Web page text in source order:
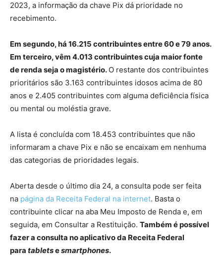
2023, a informação da chave Pix dá prioridade no
recebimento.
Em segundo, há 16.215 contribuintes entre 60 e 79 anos.
Em terceiro, vêm 4.013 contribuintes cuja maior fonte
de renda seja o magistério. O restante dos contribuintes
prioritários são 3.163 contribuintes idosos acima de 80
anos e 2.405 contribuintes com alguma deficiência física
ou mental ou moléstia grave.
A lista é concluída com 18.453 contribuintes que não
informaram a chave Pix e não se encaixam em nenhuma
das categorias de prioridades legais.
Aberta desde o último dia 24, a consulta pode ser feita
na página da Receita Federal na internet. Basta o
contribuinte clicar na aba Meu Imposto de Renda e, em
seguida, em Consultar a Restituição. Também é possível
fazer a consulta no aplicativo da Receita Federal
para tabletsesmartphones.